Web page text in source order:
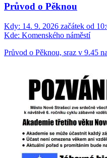
Průvod o Pěknou
Kdy: 14. 9. 2026 začátek od
Kde: Komenského náměstí
Průvod o Pěknou, sraz v 9.45